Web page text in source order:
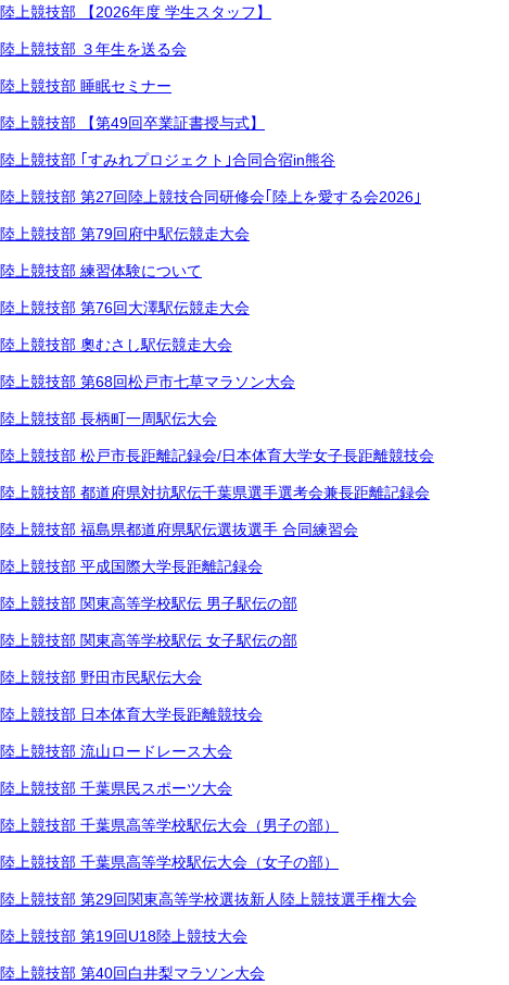
陸上競技部 【2026年度 学生スタッフ】
陸上競技部 ３年生を送る会
陸上競技部 睡眠セミナー
陸上競技部 【第49回卒業証書授与式】
陸上競技部 ｢すみれプロジェクト｣合同合宿in熊谷
陸上競技部 第27回陸上競技合同研修会｢陸上を愛する会2026｣
陸上競技部 第79回府中駅伝競走大会
陸上競技部 練習体験について
陸上競技部 第76回大澤駅伝競走大会
陸上競技部 奧むさし駅伝競走大会
陸上競技部 第68回松戸市七草マラソン大会
陸上競技部 長柄町一周駅伝大会
陸上競技部 松戸市長距離記録会/日本体育大学女子長距離競技会
陸上競技部 都道府県対抗駅伝千葉県選手選考会兼長距離記録会
陸上競技部 福島県都道府県駅伝選抜選手 合同練習会
陸上競技部 平成国際大学長距離記録会
陸上競技部 関東高等学校駅伝 男子駅伝の部
陸上競技部 関東高等学校駅伝 女子駅伝の部
陸上競技部 野田市民駅伝大会
陸上競技部 日本体育大学長距離競技会
陸上競技部 流山ロードレース大会
陸上競技部 千葉県民スポーツ大会
陸上競技部 千葉県高等学校駅伝大会（男子の部）
陸上競技部 千葉県高等学校駅伝大会（女子の部）
陸上競技部 第29回関東高等学校選抜新人陸上競技選手権大会
陸上競技部 第19回U18陸上競技大会
陸上競技部 第40回白井梨マラソン大会